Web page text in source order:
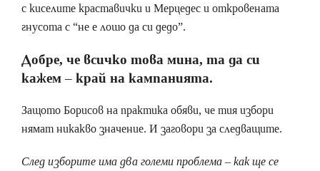
с киселите краставички и Мерцедес и откровената
гнусота с “не е лошо да си дедо”.
Добре, че всичко това мина, та да си
кажем – край на кампанията.
Защото Борисов на практика обяви, че тия избори
нямат никакво значение. И заговори за следващите.
След изборите има два големи проблема – как ще се